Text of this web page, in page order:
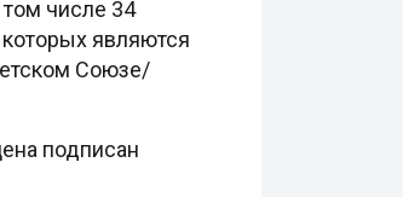
числе 34
являются
Союзе/
подписан